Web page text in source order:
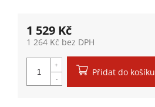
1 529 Kč
1 264 Kč bez DPH
Přidat do košíku